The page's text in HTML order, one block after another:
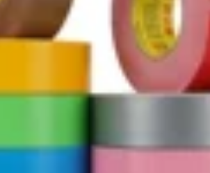
219,000
Băng keo dán mặt
keo giấy 3m, băng
keo dán chuyên
dụng cho ô tô chịu
nhiệt độ cao, dễ xé,
không bám cặn,
phun sơn ở nhiệt độ
cao, phun sơn làm
Băng keo dán mặt